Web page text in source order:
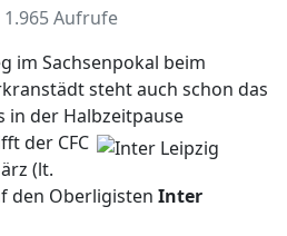
1.965 Aufrufe
im Sachsenpokal beim
steht auch schon das
in der Halbzeitpause
der CFC
(lt.
den Oberligisten Inter